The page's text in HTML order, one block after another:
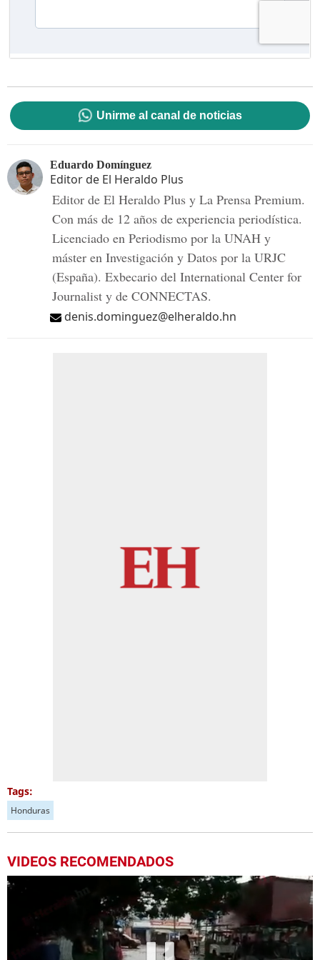
Unirme al canal de noticias
Eduardo Domínguez
Editor de El Heraldo Plus
Editor de El Heraldo Plus y La Prensa Premium.
Con más de 12 años de experiencia periodística.
Licenciado en Periodismo por la UNAH y
máster en Investigación y Datos por la URJC
(España). Exbecario del International Center for
Journalist y de CONNECTAS.
denis.dominguez@elheraldo.hn
Tags:
Honduras
VIDEOS RECOMENDADOS